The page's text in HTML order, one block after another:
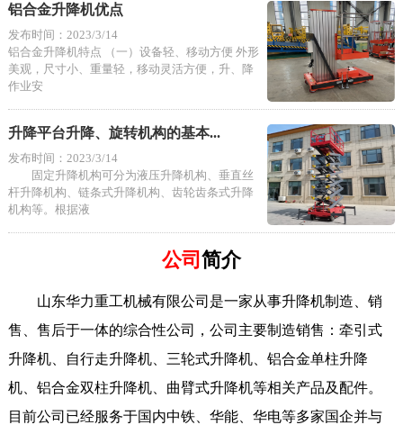
铝合金升降机优点
发布时间：2023/3/14
铝合金升降机特点 （一）设备轻、移动方便 外形
美观，尺寸小、重量轻，移动灵活方便，升、降
作业安
升降平台升降、旋转机构的基本...
发布时间：2023/3/14
固定升降机构可分为液压升降机构、垂直丝
杆升降机构、链条式升降机构、齿轮齿条式升降
机构等。根据液
公司 简介
山东华力重工机械有限公司是一家从事升降机制造、销
售、售后于一体的综合性公司，公司主要制造销售：牵引式
升降机、自行走升降机、三轮式升降机、铝合金单柱升降
机、铝合金双柱升降机、曲臂式升降机等相关产品及配件。
目前公司已经服务于国内中铁、华能、华电等多家国企并与